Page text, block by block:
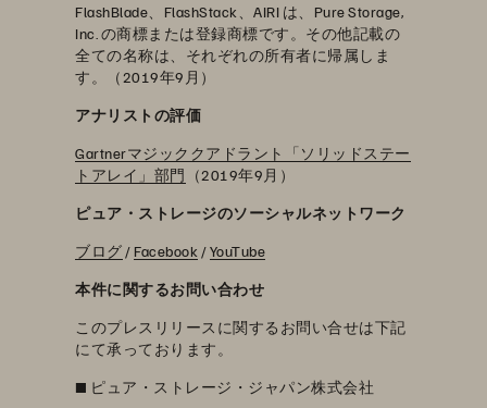
FlashBlade、FlashStack、AIRI は、Pure Storage,
Inc. の商標または登録商標です。その他記載の
全ての名称は、それぞれの所有者に帰属しま
す。（2019年9月）
アナリストの評価
Gartnerマジッククアドラント「ソリッドステー
トアレイ」部門 （2019年9月）
ピュア・ストレージのソーシャルネットワーク
ブログ / Facebook /YouTube
本件に関するお問い合わせ
このプレスリリースに関するお問い合せは下記
にて承っております。
■ ピュア・ストレージ・ジャパン株式会社